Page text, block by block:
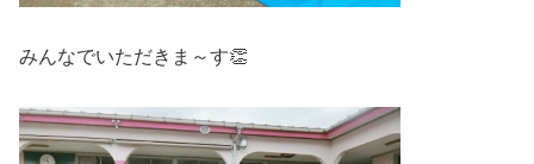
みんなでいただきま～す👏